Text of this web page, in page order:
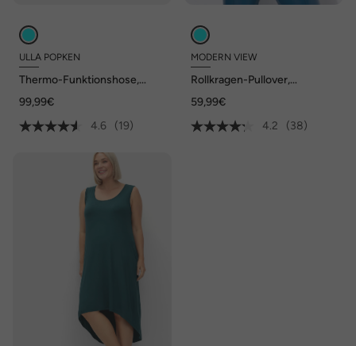
ULLA POPKEN
Thermo-Funktionshose,
recycelt
99,99€
4.6
(19)
MODERN VIEW
Rollkragen-Pullover,
Langarm
59,99€
4.2
(38)